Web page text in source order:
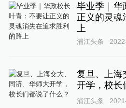
毕业季｜华
正义的灵魂
上
浦江头条
复旦、上海
开学，校长
浦江头条